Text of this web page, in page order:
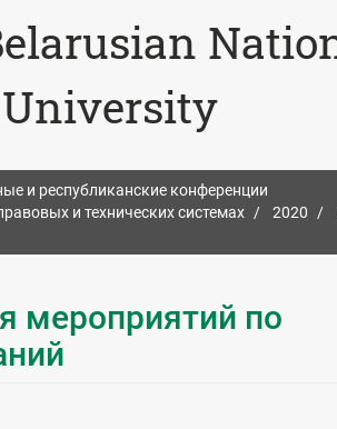
University
и республиканские конференции
и технических системах
2020
мероприятий по